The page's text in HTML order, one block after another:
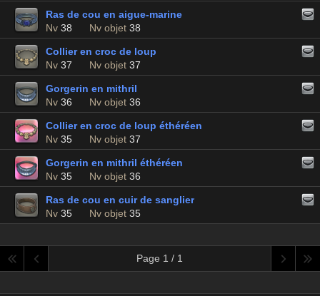
Ras de cou en aigue-marine
Nv 38 Nv objet 38
Collier en croc de loup
Nv 37 Nv objet 37
Gorgerin en mithril
Nv 36 Nv objet 36
Collier en croc de loup éthéréen
Nv 35 Nv objet 37
Gorgerin en mithril éthéréen
Nv 35 Nv objet 36
Ras de cou en cuir de sanglier
Nv 35 Nv objet 35
Page 1 / 1